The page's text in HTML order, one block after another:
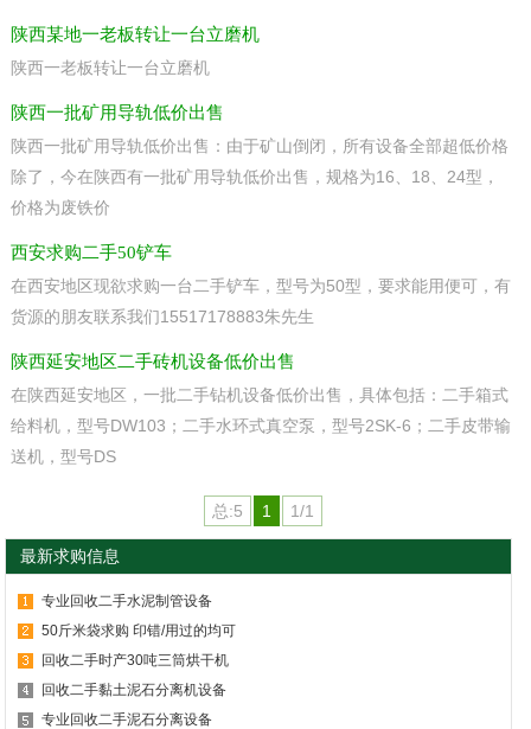
陕西某地一老板转让一台立磨机
陕西一老板转让一台立磨机
陕西一批矿用导轨低价出售
陕西一批矿用导轨低价出售：由于矿山倒闭，所有设备全部超低价格
除了，今在陕西有一批矿用导轨低价出售，规格为16、18、24型，
价格为废铁价
西安求购二手50铲车
在西安地区现欲求购一台二手铲车，型号为50型，要求能用便可，有
货源的朋友联系我们15517178883朱先生
陕西延安地区二手砖机设备低价出售
在陕西延安地区，一批二手钻机设备低价出售，具体包括：二手箱式
给料机，型号DW103；二手水环式真空泵，型号2SK-6；二手皮带输
送机，型号DS
总:5 1 1/1
最新求购信息
专业回收二手水泥制管设备
50斤米袋求购 印错/用过的均可
回收二手时产30吨三筒烘干机
回收二手黏土泥石分离机设备
专业回收二手泥石分离设备